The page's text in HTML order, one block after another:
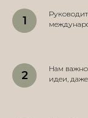
Нам
идеи,